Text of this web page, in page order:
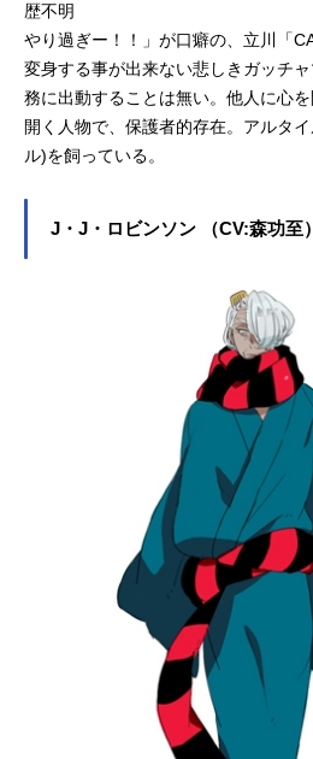
歴不明
やり過ぎー！！」が口癖の、立川「
変身する事が出来ない悲しきガッチ
務に出動することは無い。他人に心
開く人物で、保護者的存在。アルタ
ル)を飼っている。
J・J・ロビンソン （CV:森功至）